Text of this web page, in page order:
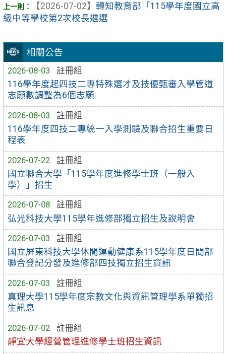
相關公告
2026-08-03
註冊組
116學年度起四技二專特殊選才及技優甄審入學管道
志願數調整為6個志願
2026-08-03
註冊組
116學年度四技二專統一入學測驗及聯合招生重要日
程表
2026-07-22
註冊組
國立聯合大學「115學年度進修學士班（一般入
學）」招生
2026-07-08
註冊組
弘光科技大學115學年進修部獨立招生及說明會
2026-07-03
註冊組
國立屏東科技大學休閒運動健康系115學年度日間部
聯合登記分發及進修部四技獨立招生資訊
2026-07-03
註冊組
真理大學115學年度宗教文化與資訊管理學系單獨招
生訊息
2026-07-02
註冊組
靜宜大學經營管理進修學士班招生資訊
【2026-07-02】 轉知教育部「115學年度國立高
級中等學校第2次校長遴選